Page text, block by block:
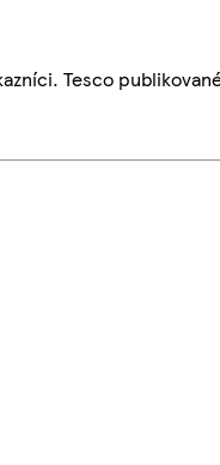
Tesco